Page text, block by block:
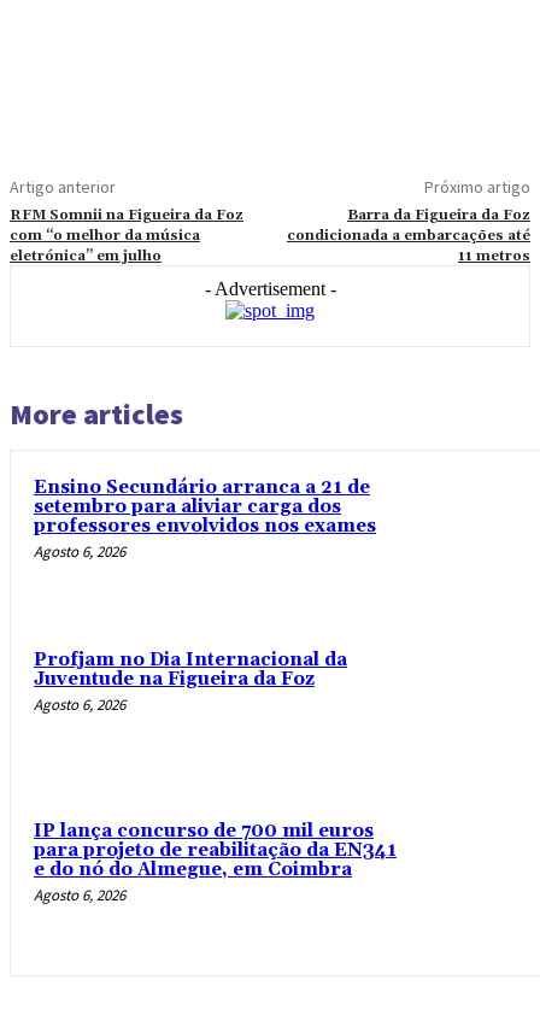
Artigo anterior
RFM Somnii na Figueira da Foz
com “o melhor da música
eletrónica” em julho
Próximo artigo
Barra da Figueira da Foz
condicionada a embarcações até
11 metros
- Advertisement -
More articles
Ensino Secundário arranca a 21 de
setembro para aliviar carga dos
professores envolvidos nos exames
Agosto 6, 2026
Profjam no Dia Internacional da
Juventude na Figueira da Foz
Agosto 6, 2026
IP lança concurso de 700 mil euros
para projeto de reabilitação da EN341
e do nó do Almegue, em Coimbra
Agosto 6, 2026